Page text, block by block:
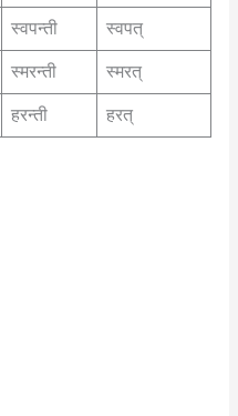
स्वपन्ती स्वपत्
स्मरन्ती स्मरत्
हरन्ती हरत्